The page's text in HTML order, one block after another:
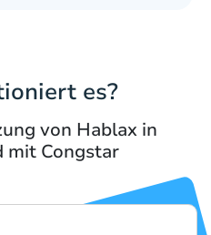
es?
von Hablax in
mit Congstar